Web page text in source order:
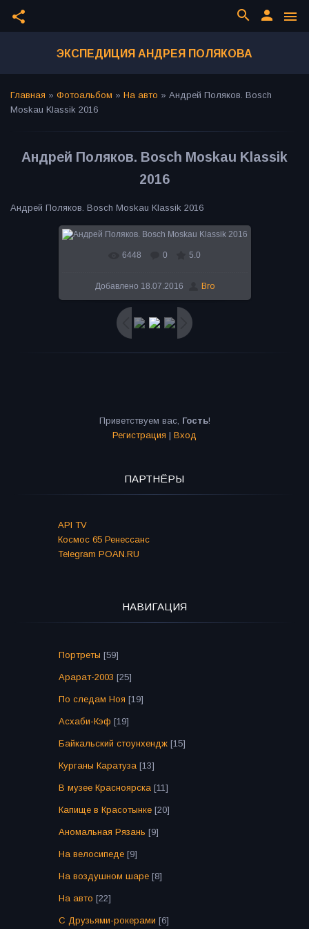
share menu
person
search
ЭКСПЕДИЦИЯ АНДРЕЯ ПОЛЯКОВА
Главная » Фотоальбом » На авто » Андрей Поляков. Bosch
Moskau Klassik 2016
Андрей Поляков. Bosch Moskau Klassik
2016
Андрей Поляков. Bosch Moskau Klassik 2016
В реальном размере 800x531
6448 0 5.0
Добавлено 18.07.2016 Bro
Приветствуем вас, Гость!
Регистрация | Вход
ПАРТНЁРЫ
API TV
Космос 65 Ренессанс
Telegram POAN.RU
НАВИГАЦИЯ
Портреты [59]
Арарат-2003 [25]
По следам Ноя [19]
Асхаби-Кэф [19]
Байкальский стоунхендж [15]
Курганы Каратуза [13]
В музее Красноярска [11]
Капище в Красотынке [20]
Аномальная Рязань [9]
На велосипеде [9]
На воздушном шаре [8]
На авто [22]
С Друзьями-рокерами [6]